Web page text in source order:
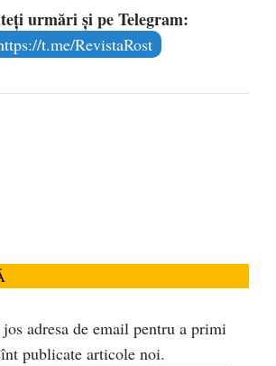
urmări și pe Telegram:
t.me/RevistaRost
adresa de email pentru a primi
publicate articole noi.